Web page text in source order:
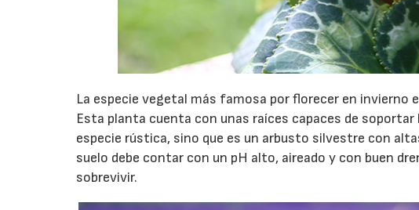
La especie vegetal más famosa por florecer en invierno
Esta planta cuenta con unas raíces capaces de
especie rústica, sino que es un arbusto silvestre con
suelo debe contar con un pH alto, aireado y con buen
sobrevivir.